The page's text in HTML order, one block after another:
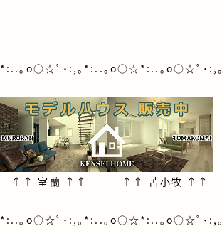
*:..｡o○☆ﾟ･:,｡*:..｡o○☆*:..｡o○☆ﾟ･:,｡
↑↑ 室蘭 ↑↑ ↑↑ 苫小牧 ↑↑
*:..｡o○☆ﾟ･:,｡*:..｡o○☆*:..｡o○☆ﾟ･:,｡